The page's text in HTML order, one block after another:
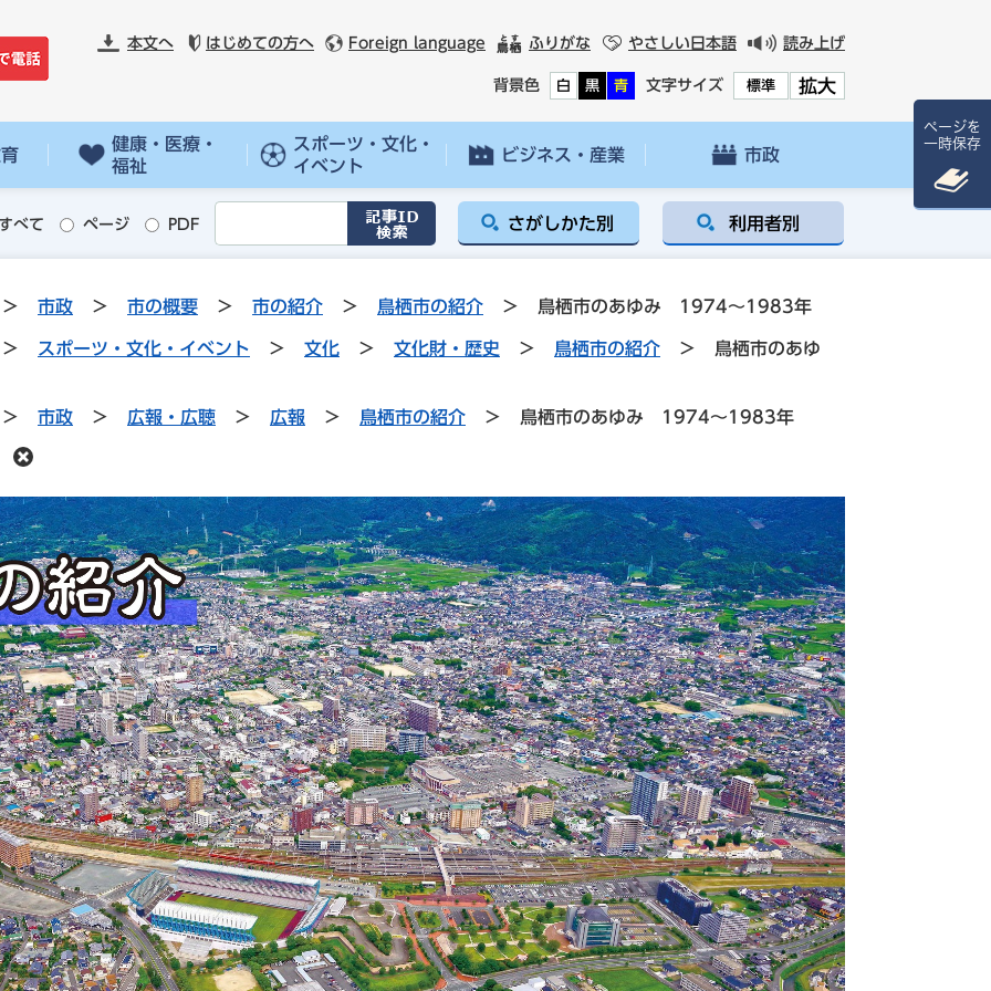
本文へ はじめての方へ Foreign language ふりがな やさしい日本語 読み上げ
背景色 白 黒 青 文字サイズ 標準 拡大
健康・医療・
福祉
スポーツ・文化・
イベント
ビジネス・産業 市政
べて ページ PDF さがしかた別 利用者別
> 市政 > 市の概要 > 市の紹介 > 鳥栖市の紹介 > 鳥栖市のあゆみ 1974～1983年
> スポーツ・文化・イベント > 文化 > 文化財・歴史 > 鳥栖市の紹介 > 鳥栖市のあゆ
> 市政 > 広報・広聴 > 広報 > 鳥栖市の紹介 > 鳥栖市のあゆみ 1974～1983年
ページを
一時保存